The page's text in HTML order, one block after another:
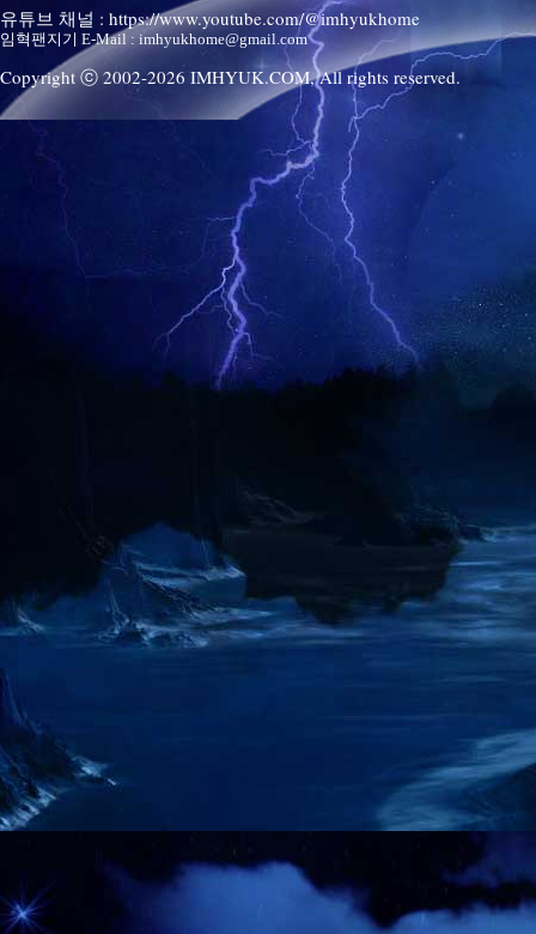
유튜브 채널 : https://www.youtube.com/@imhyukhome
임혁팬지기 E-Mail : imhyukhome@gmail.com
Copyright ⓒ 2002-2026 IMHYUK.COM,All rights reserved.